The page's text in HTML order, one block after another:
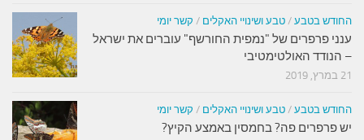
החודש בטבע / טבע ושינויי האקלים / קשר יומי
ענני פרפרים של "נמפית החורשף" עוברים את ישראל
– הנודד האולטימטיבי
21 במרץ, 2019
החודש בטבע / טבע ושינויי האקלים / קשר יומי
יש פרפרים פה? בחמסין באמצע הקיץ?